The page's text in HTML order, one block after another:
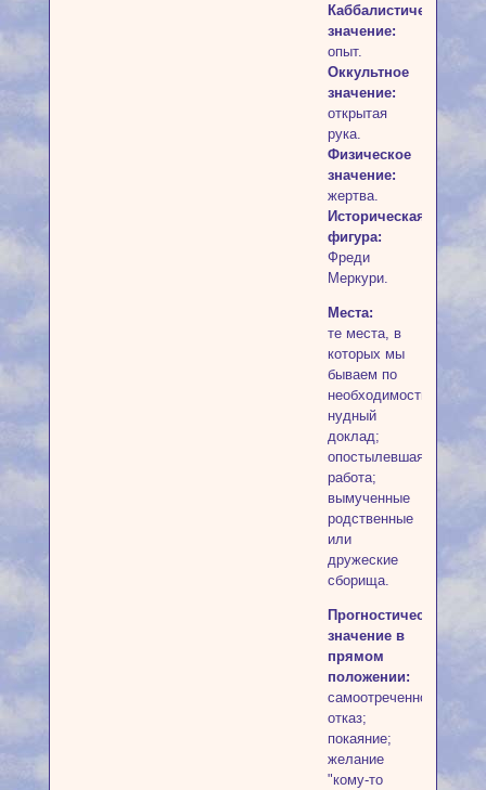
Каббалистическое
значение:
опыт.
Оккультное
значение:
открытая
рука.
Физическое
значение:
жертва.
Историческая
фигура:
Фреди
Меркури.
Места:
те места, в
которых мы
бываем по
необходимости;
нудный
доклад;
опостылевшая
работа;
вымученные
родственные
или
дружеские
сборища.
Прогностическое
значение в
прямом
положении:
самоотреченность;
отказ;
покаяние;
желание
"кому-то